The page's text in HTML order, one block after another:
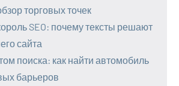
торговых точек
SEO: почему тексты решают
сайта
поиска: как найти автомобиль
барьеров